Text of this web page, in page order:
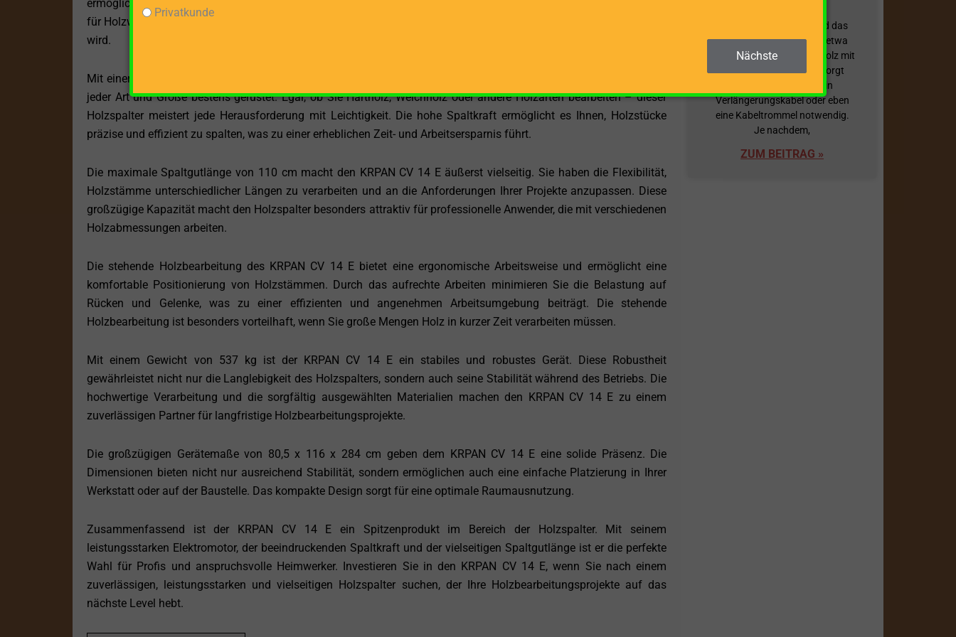
ermöglicht es auch, umweltfreundlich und geräuscharm zu arbeiten. Der Elektromotor ist eine ausgezeichnete Wahl
für Holzwerkstätten, auf Baustellen oder in anderen Umgebungen, in denen ein leistungsstarker Holzspalter benötigt
wird.
Mit einer beeindruckenden Spaltkraft von 13 Tonnen ist der KRPAN CV 14 E für die Verarbeitung von Holzstämmen
jeder Art und Größe bestens gerüstet. Egal, ob Sie Hartholz, Weichholz oder andere Holzarten bearbeiten – dieser
Holzspalter meistert jede Herausforderung mit Leichtigkeit. Die hohe Spaltkraft ermöglicht es Ihnen, Holzstücke
präzise und effizient zu spalten, was zu einer erheblichen Zeit- und Arbeitsersparnis führt.
Die maximale Spaltgutlänge von 110 cm macht den KRPAN CV 14 E äußerst vielseitig. Sie haben die Flexibilität,
Holzstämme unterschiedlicher Längen zu verarbeiten und an die Anforderungen Ihrer Projekte anzupassen. Diese
großzügige Kapazität macht den Holzspalter besonders attraktiv für professionelle Anwender, die mit verschiedenen
Holzabmessungen arbeiten.
Die stehende Holzbearbeitung des KRPAN CV 14 E bietet eine ergonomische Arbeitsweise und ermöglicht eine
komfortable Positionierung von Holzstämmen. Durch das aufrechte Arbeiten minimieren Sie die Belastung auf
Rücken und Gelenke, was zu einer effizienten und angenehmen Arbeitsumgebung beiträgt. Die stehende
Holzbearbeitung ist besonders vorteilhaft, wenn Sie große Mengen Holz in kurzer Zeit verarbeiten müssen.
Mit einem Gewicht von 537 kg ist der KRPAN CV 14 E ein stabiles und robustes Gerät. Diese Robustheit
gewährleistet nicht nur die Langlebigkeit des Holzspalters, sondern auch seine Stabilität während des Betriebs. Die
hochwertige Verarbeitung und die sorgfältig ausgewählten Materialien machen den KRPAN CV 14 E zu einem
zuverlässigen Partner für langfristige Holzbearbeitungsprojekte.
Die großzügigen Gerätemaße von 80,5 x 116 x 284 cm geben dem KRPAN CV 14 E eine solide Präsenz. Die
Dimensionen bieten nicht nur ausreichend Stabilität, sondern ermöglichen auch eine einfache Platzierung in Ihrer
Werkstatt oder auf der Baustelle. Das kompakte Design sorgt für eine optimale Raumausnutzung.
Zusammenfassend ist der KRPAN CV 14 E ein Spitzenprodukt im Bereich der Holzspalter. Mit seinem
leistungsstarken Elektromotor, der beeindruckenden Spaltkraft und der vielseitigen Spaltgutlänge ist er die perfekte
Wahl für Profis und anspruchsvolle Heimwerker. Investieren Sie in den KRPAN CV 14 E, wenn Sie nach einem
zuverlässigen, leistungsstarken und vielseitigen Holzspalter suchen, der Ihre Holzbearbeitungsprojekte auf das
nächste Level hebt.
Damit Ihr Holzspalter und das
verwendete Zubehör wie etwa
ein Förderband für Brennholz mit
elektrischem Strom versorgt
werden kann, ist oft ein
Verlängerungskabel oder eben
eine Kabeltrommel notwendig.
Je nachdem,
ZUM BEITRAG »
Privatkunde
Nächste